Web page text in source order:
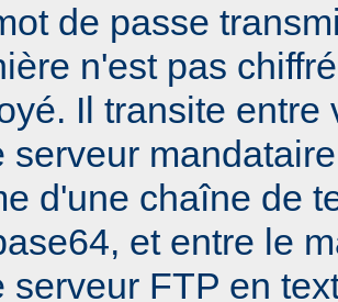
de passe
n'est pas
Il transite entre
serveur
d'une chaîne de
et entre le
serveur FTP en